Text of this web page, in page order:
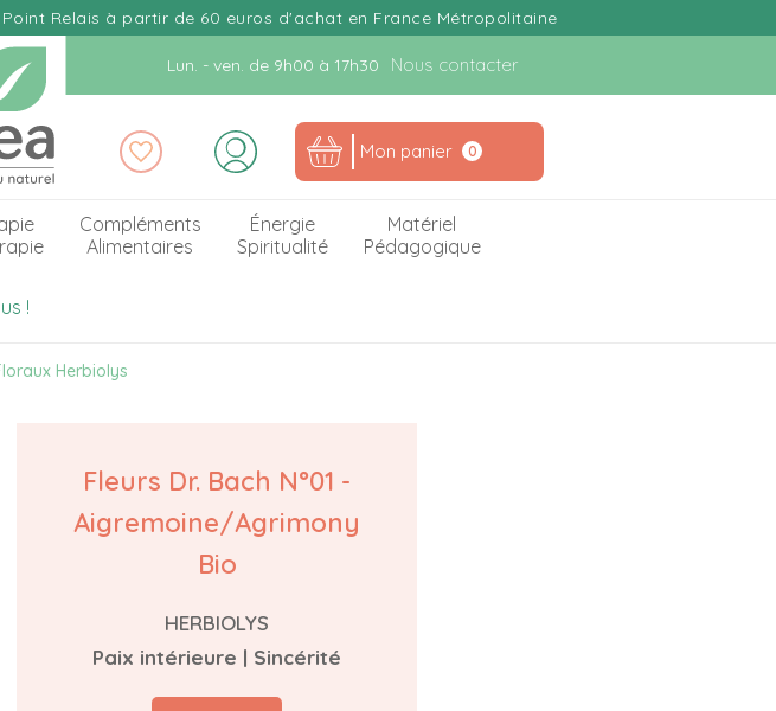
Relais à partir de 60 euros d'achat en France Métropolitaine
Lun. - ven. de 9h00 à 17h30 Nous contacter
Mon panier 0
Compléments
Alimentaires
Énergie
Spiritualité
Matériel
Pédagogique
!
Herbiolys
Fleurs Dr. Bach N°01 -
Aigremoine/Agrimony
Bio
HERBIOLYS
Paix intérieure | Sincérité